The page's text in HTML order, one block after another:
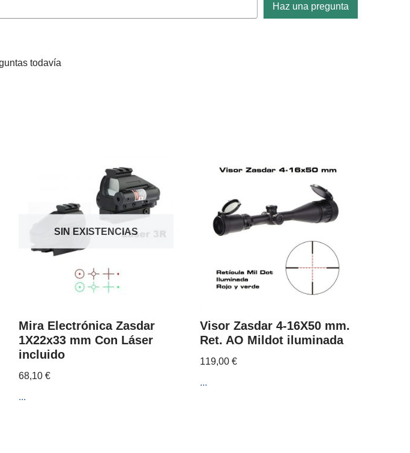
Haz una pregunta
todavía
SIN EXISTENCIAS
Mira Electrónica Zasdar
1X22x33 mm Con Láser
incluido
68,10 €
...
Visor Zasdar 4-16X50 mm.
Ret. AO Mildot iluminada
119,00€
...